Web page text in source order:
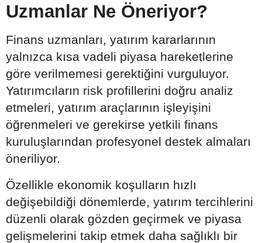
Uzmanlar Ne Öneriyor?
Finans uzmanları, yatırım kararlarının
yalnızca kısa vadeli piyasa hareketlerine
göre verilmemesi gerektiğini vurguluyor.
Yatırımcıların risk profillerini doğru analiz
etmeleri, yatırım araçlarının işleyişini
öğrenmeleri ve gerekirse yetkili finans
kuruluşlarından profesyonel destek almaları
öneriliyor.
Özellikle ekonomik koşulların hızlı
değişebildiği dönemlerde, yatırım tercihlerini
düzenli olarak gözden geçirmek ve piyasa
gelişmelerini takip etmek daha sağlıklı bir